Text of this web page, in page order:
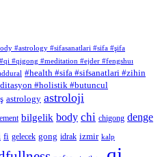
#astrology #sifasanatlari #sifa #şifa
#qigong #meditation #ejder #fengshuı
#health #sifa #sifsanatlari #zihin
#holistik #butuncul
astrology astroloji
bilgelik body chi chigong denge
fi gelecek gong idrak izmir kalp